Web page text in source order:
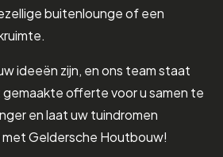
buitenlounge of een
ideeën zijn, en ons team staat
gemaakte offerte voor u samen te
en laat uw tuindromen
Geldersche Houtbouw!